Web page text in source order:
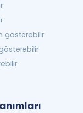
gösterebilir